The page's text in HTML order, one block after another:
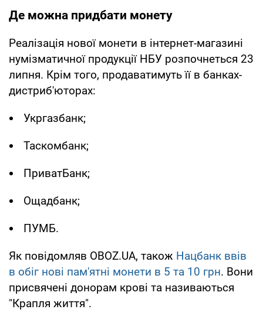
Де можна придбати монету
Реалізація нової монети в інтернет-магазині
нумізматичної продукції НБУ розпочнеться 23
липня. Крім того, продаватимуть її в банках-
дистриб'юторах:
Укргазбанк;
Таскомбанк;
ПриватБанк;
Ощадбанк;
ПУМБ.
Як повідомляв OBOZ.UA, також Нацбанк ввів
в обіг нові пам'ятні монети в 5 та 10 грн. Вони
присвячені донорам крові та називаються
"Крапля життя".